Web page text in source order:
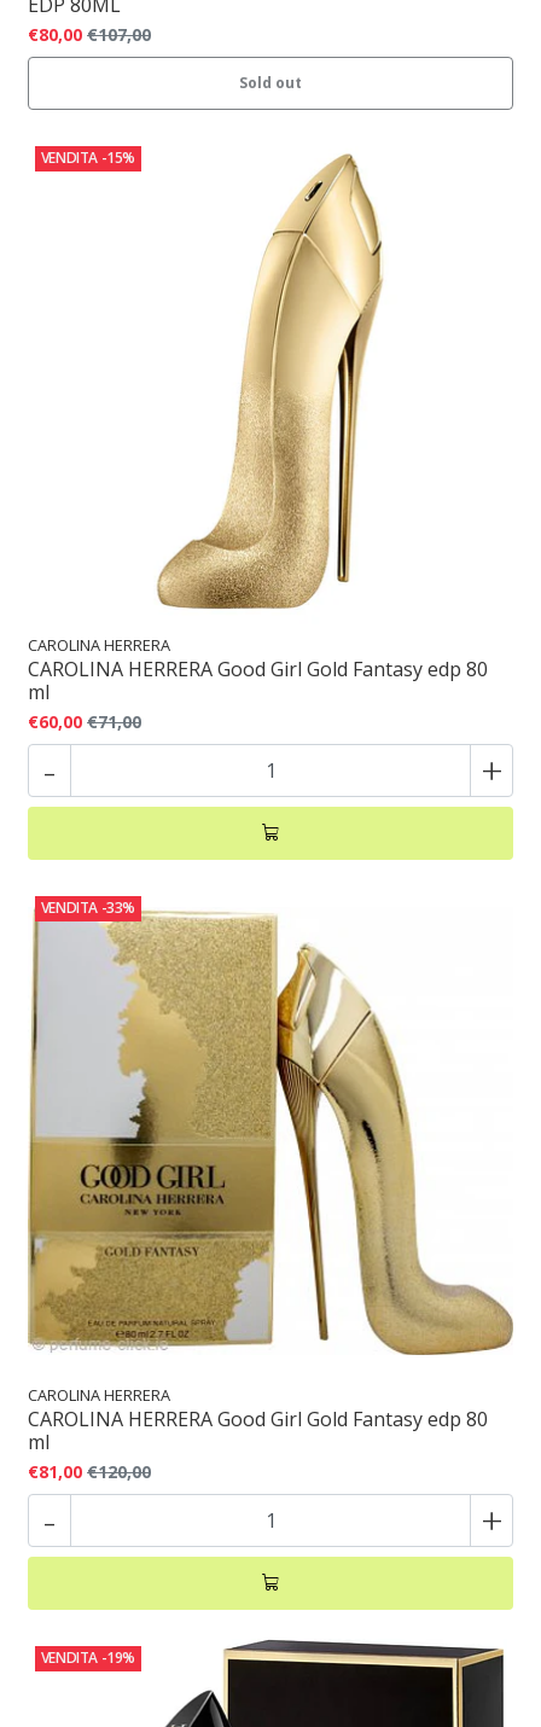
€80,00 €107,00
Sold out
VENDITA -15%
CAROLINA HERRERA
CAROLINA HERRERA Good Girl Gold Fantasy edp 80
ml
€60,00 €71,00
- +
VENDITA -33%
CAROLINA HERRERA
CAROLINA HERRERA Good Girl Gold Fantasy edp 80
ml
€81,00 €120,00
- +
VENDITA -19%